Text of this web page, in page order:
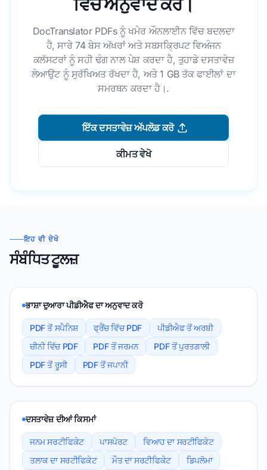
DocTranslator PDFs ਨੂੰ ਖਮੇਰ ਔਨਲਾਈਨ ਵਿੱਚ ਬਦਲਦਾ
ਹੈ, ਸਾਰੇ 74 ਬੇਸ ਅੱਖਰਾਂ ਅਤੇ ਸਬਸਕ੍ਰਿਪਟ ਵਿਅੰਜਨ
ਕਲੱਸਟਰਾਂ ਨੂੰ ਸਹੀ ਢੰਗ ਨਾਲ ਪੇਸ਼ ਕਰਦਾ ਹੈ, ਤੁਹਾਡੇ ਦਸਤਾਵੇਜ਼
ਲੇਆਉਟ ਨੂੰ ਸੁਰੱਖਿਅਤ ਰੱਖਦਾ ਹੈ, ਅਤੇ 1 GB ਤੱਕ ਫਾਈਲਾਂ ਦਾ
ਸਮਰਥਨ ਕਰਦਾ ਹੈ।.
ਇੱਕ ਦਸਤਾਵੇਜ਼ ਅੱਪਲੋਡ ਕਰੋ
ਕੀਮਤ ਵੇਖੋ
ਇਹ ਵੀ ਦੇਖੋ
ਸੰਬੰਧਿਤ ਟੂਲਜ਼
ਭਾਸ਼ਾ ਦੁਆਰਾ ਪੀਡੀਐਫ ਦਾ ਅਨੁਵਾਦ ਕਰੋ
PDF ਤੋਂ ਸਪੈਨਿਸ਼ ਫ੍ਰੈਂਚ ਵਿੱਚ PDF
ਪੀਡੀਐਫ ਤੋਂ ਅਰਬੀ
ਚੀਨੀ ਵਿੱਚ PDF
PDF ਤੋਂ ਜਰਮਨ
PDF ਤੋਂ ਪੁਰਤਗਾਲੀ
PDF ਤੋਂ ਰੂਸੀ
PDF ਤੋਂ ਜਪਾਨੀ
ਦਸਤਾਵੇਜ਼ ਦੀਆਂ ਕਿਸਮਾਂ
ਜਨਮ ਸਰਟੀਫਿਕੇਟ ਪਾਸਪੋਰਟ
ਵਿਆਹ ਦਾ ਸਰਟੀਫਿਕੇਟ
ਤਲਾਕ ਦਾ ਸਰਟੀਫਿਕੇਟ
ਮੌਤ ਦਾ ਸਰਟੀਫਿਕੇਟ
ਡਿਪਲੋਮਾ